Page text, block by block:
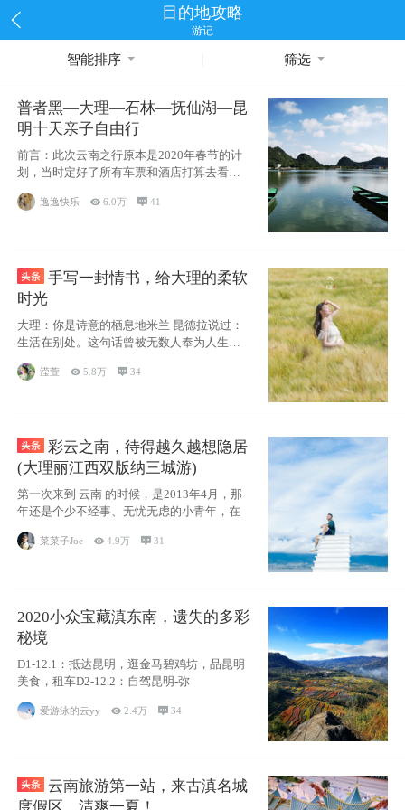
目的地攻略
游记
智能排序 筛选
普者黑—大理—石林—抚仙湖—昆
明十天亲子自由行
前言：此次云南之行原本是2020年春节的计
划，当时定好了所有车票和酒店打算去看红
嘴鸥，但是一场突如其来的
逸逸快乐 6.0万 41
手写一封情书，给大理的柔软
时光
大理：你是诗意的栖息地米兰 昆德拉说过：
生活在别处。这句话曾被无数人奉为人生信
滢萱  5.8万  34
彩云之南，待得越久越想隐居
(大理丽江西双版纳三城游)
第一次来到 云南 的时候，是2013年4月，那
年还是个少不经事、无忧无虑的小青年，在
菜菜子Joe 4.9万 31
2020小众宝藏滇东南，遗失的多彩
秘境
D1-12.1：抵达昆明，逛金马碧鸡坊，品昆明
美食，租车D2-12.2：自驾昆明-弥
爱游泳的云yy 2.4万  34
云南旅游第一站，来古滇名城